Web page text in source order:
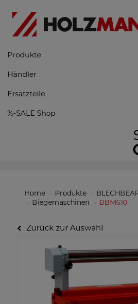
Produkte
Händler
Ersatzteile
%-SALE Shop
Home Produkte
Biegemaschinen
BBM610
Zurück zur Auswahl